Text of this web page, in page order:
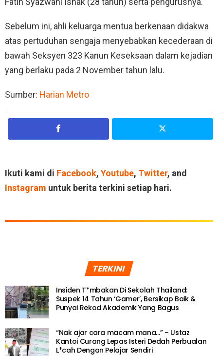
Sebelum ini, ahli keluarga mentua berkenaan didakwa
atas pertuduhan sengaja menyebabkan kecederaan di
bawah Seksyen 323 Kanun Keseksaan dalam kejadian
yang berlaku pada 2 November tahun lalu.
Sumber: Harian Metro
Ikuti kami di Facebook, Youtube, Twitter, and
Instagram untuk berita terkini setiap hari.
TERKINI
Insiden T*mbakan Di Sekolah Thailand:
Suspek 14 Tahun ‘Gamer’, Bersikap Baik &
Punyai Rekod Akademik Yang Bagus
“Nak ajar cara macam mana…” – Ustaz
Kantoi Curang Lepas Isteri Dedah Perbualan
L*cah Dengan Pelajar Sendiri